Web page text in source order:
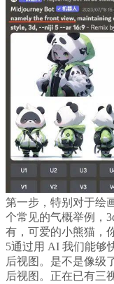
第一步，特别对于绘
个常见的气概举例，
有，可爱的小熊猫，
5通过用 AI 我们能够
后视图。是不是像级
后视图。正在已有三